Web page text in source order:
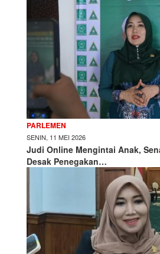
PARLEMEN
SENIN, 11 MEI 2026
Judi Online Mengintai Anak,
Desak Penegakan…